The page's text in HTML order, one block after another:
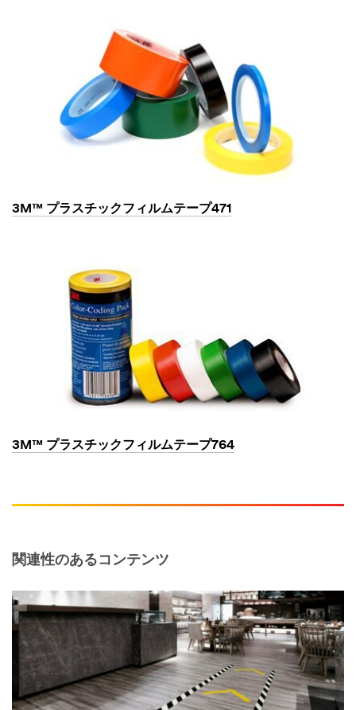
3M™ プラスチックフィルムテープ471
3M™ プラスチックフィルムテープ764
関連性のあるコンテンツ